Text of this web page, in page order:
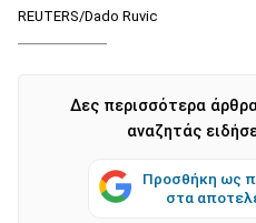
REUTERS/Dado Ruvic
Δες περισσότερα
αναζητάς
Προσθήκη ως
στα